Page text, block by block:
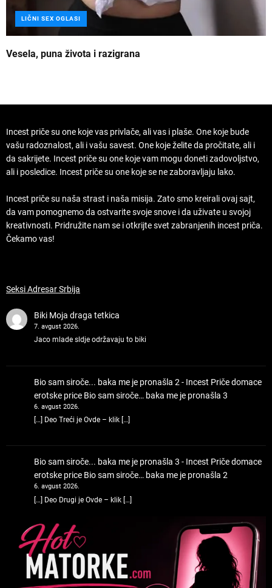
LIČNI SEX OGLASI
Vesela, puna života i razigrana
Incest priče su one koje vas privlače, ali vas i plaše. One koje bude
vašu radoznalost, ali i vašu savest. One koje želite da pročitate, ali i
da sakrijete. Incest priče su one koje vam mogu doneti zadovoljstvo,
ali i posledice. Incest priče su one koje se ne zaboravljaju lako.
Incest priče su naša strast i naša misija. Zato smo kreirali ovaj sajt,
da vam pomognemo da ostvarite svoje snove i da uživate u svojoj
kreativnosti. Pridružite nam se i otkrijte svet zabranjenih incest priča.
Čekamo vas!
Seksi Adresar Srbija
Biki Moja draga tetkica
7. avgust 2026.
Jaco mlade sldje održavaju to biki
Bio sam siroče... baka me je pronašla 2 - Incest Priče domace
erotske price Bio sam siroče… baka me je pronašla 3
6. avgust 2026.
[…] Deo Treći je Ovde – klik […]
Bio sam siroče... baka me je pronašla 3 - Incest Priče domace
erotske price Bio sam siroče… baka me je pronašla 2
6. avgust 2026.
[…] Deo Drugi je Ovde – klik […]